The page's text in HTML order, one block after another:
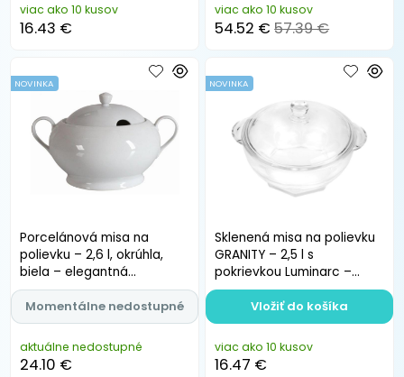
viac ako 10 kusov
16.43 €
viac ako 10 kusov
54.52 € 57.39 €
Porcelánová misa na
polievku – 2,6 l, okrúhla,
biela – elegantná
porcelánová misa
NOVINKA
aktuálne nedostupné
24.10 €
Momentálne nedostupné
Sklenená misa na polievku
GRANITY – 2,5 l s
pokrievkou Luminarc –
elegantná sklenená misa
NOVINKA
viac ako 10 kusov
16.47 €
Vložiť do košíka